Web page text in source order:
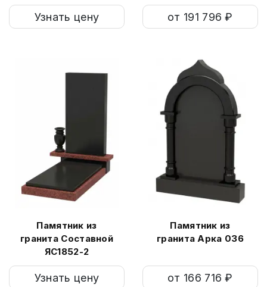
Узнать цену от 191 796 ₽
Памятник из
гранита Составной
ЯС1852-2
Узнать цену
Памятник из
гранита Арка 036
от 166 716 ₽